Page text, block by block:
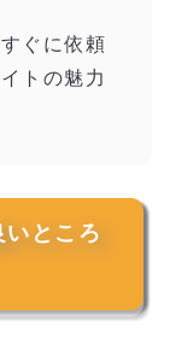
ぐに依頼
トの魅力
いところ